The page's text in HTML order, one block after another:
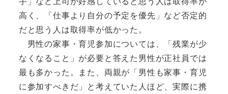
高く、「仕事より自分の予定を優先」など否定的
だと思う人は取得率が低かった。
男性の家事・育児参加については、「残業が少
なくなること」が必要と答えた男性が正社員では
最も多かった。また、両親が「男性も家事・育児
に参加すべきだ」と考えていた人ほど、実際に携